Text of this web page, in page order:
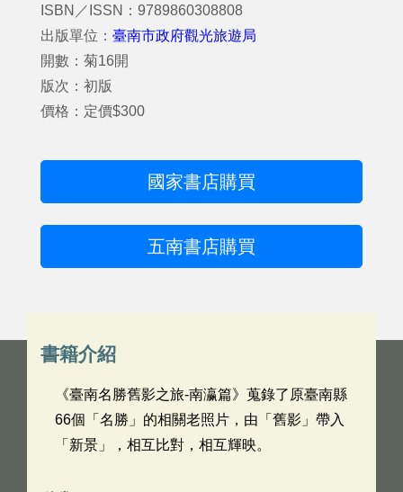
ISBN／ISSN：9789860308808
出版單位： 臺南市政府觀光旅遊局
開數：菊16開
版次：初版
價格：定價$300
國家書店購買
五南書店購買
書籍介紹
《臺南名勝舊影之旅-南瀛篇》蒐錄了原臺南縣
66個「名勝」的相關老照片，由「舊影」帶入
「新景」，相互比對，相互輝映。